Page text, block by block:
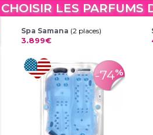
LES PARFUMS
Spa Samana (2 places)
3.899€
-74%